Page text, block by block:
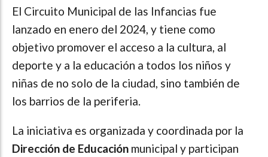
El Circuito Municipal de las Infancias fue
lanzado en enero del 2024, y tiene como
objetivo promover el acceso a la cultura, al
deporte y a la educación a todos los niños y
niñas de no solo de la ciudad, sino también de
los barrios de la periferia.
La iniciativa es organizada y coordinada por la
Dirección de Educación municipal y participan